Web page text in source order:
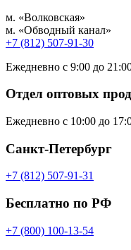
м. «Волковская»
м. «Обводный канал»
+7 (812) 507-91-30
Ежедневно с 9:00 до
Отдел оптовых
Ежедневно с 10:00 до
Санкт-Петербург
+7 (812) 507-91-31
Бесплатно по РФ
+7 (800) 100-13-54